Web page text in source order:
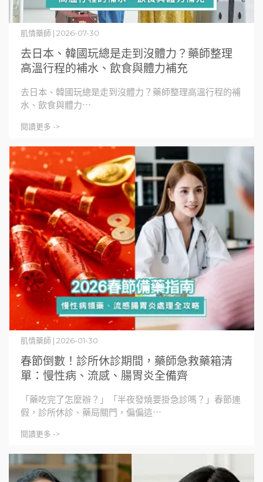
去日本、韓國玩總是走到沒體力？藥師整理
高溫行程的補水、飲食與體力補充
肌情藥師 | 2026-07-30
去日本、韓國玩總是走到沒體力？藥師整理高溫行程的補
水、飲食與體力⋯
閱讀更多 ->
春節倒數！診所休診期間，藥師急救藥箱清
單：慢性病、流感、腸胃炎全備齊
肌情藥師 | 2026-01-30
「藥吃完了怎麼辦？」「半夜發燒要掛急診嗎？」春節連
假，診所休診、藥局關門，偏偏這⋯
閱讀更多 ->